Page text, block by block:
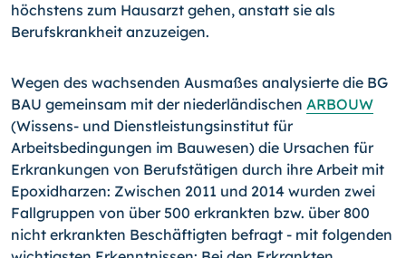
höchstens zum Hausarzt ge­hen, anstatt sie als
Berufskrankheit anzuzeigen.
Wegen des wachsenden Ausmaßes analysierte die BG
BAU gemeinsam mit der nieder­ländischen ARBOUW
(Wissens- und Dienstleistungsinstitut für
Arbeitsbedingungen im Bauwesen) die Ursachen für
Erkrankungen von Berufstätigen durch ihre Arbeit mit
Epoxidharzen: Zwischen 2011 und 2014 wurden zwei
Fallgruppen von über 500 er­krankten bzw. über 800
nicht erkrankten Beschäftigten befragt - mit folgenden